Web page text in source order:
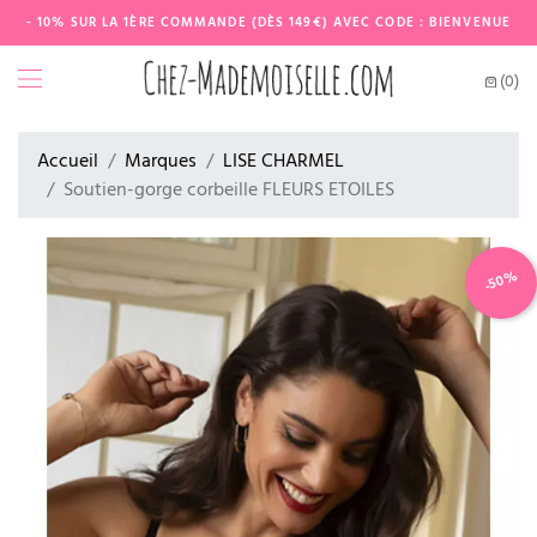
- 10% SUR LA 1ÈRE COMMANDE (DÈS 149€) AVEC CODE : BIENVENUE
(0)
Accueil Marques
LISE CHARMEL
Soutien-gorge corbeille FLEURS ETOILES
-50%